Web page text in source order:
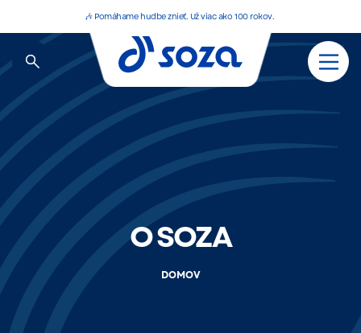
🎶 Pomáhame hudbe znieť. Už viac ako 100 rokov.
O SOZA
DOMOV